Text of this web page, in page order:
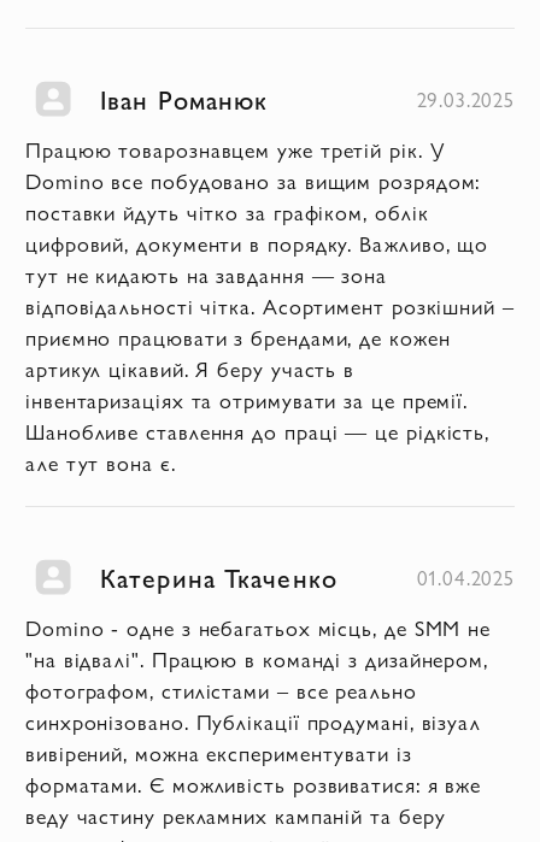
Іван Романюк 29.03.2025
Працюю товарознавцем уже третій рік. У
Domino все побудовано за вищим розрядом:
поставки йдуть чітко за графіком, облік
цифровий, документи в порядку. Важливо, що
тут не кидають на завдання — зона
відповідальності чітка. Асортимент розкішний –
приємно працювати з брендами, де кожен
артикул цікавий. Я беру участь в
інвентаризаціях та отримувати за це премії.
Шанобливе ставлення до праці — це рідкість,
але тут вона є.
Катерина Ткаченко 01.04.2025
Domino - одне з небагатьох місць, де SMM не
"на відвалі". Працюю в команді з дизайнером,
фотографом, стилістами – все реально
синхронізовано. Публікації продумані, візуал
вивірений, можна експериментувати із
форматами. Є можливість розвиватися: я вже
веду частину рекламних кампаній та беру